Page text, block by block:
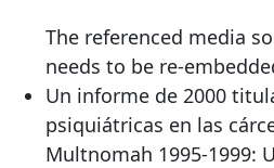
The referenced media
needs to be re-
Un informe de 2000
psiquiátricas en las
Multnomah 1995-1999: